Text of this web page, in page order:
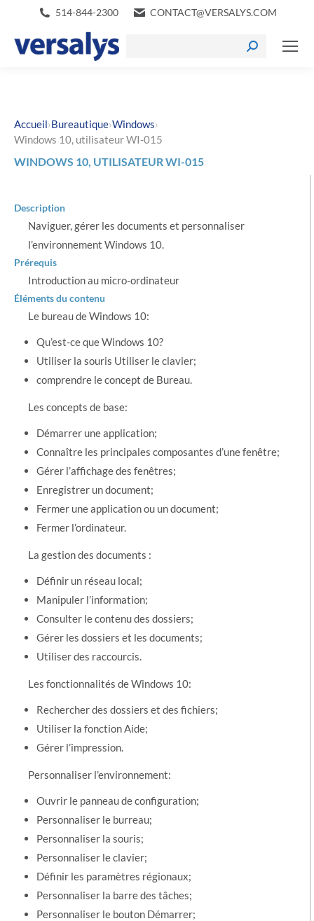
514-844-2300 CONTACT@VERSALYS.COM
Accueil›Bureautique›Windows›
Windows 10, utilisateur WI-015
WINDOWS 10, UTILISATEUR WI-015
Description
Naviguer, gérer les documents et personnaliser
l’environnement Windows 10.
Prérequis
Introduction au micro-ordinateur
Éléments du contenu
Le bureau de Windows 10:
Qu’est-ce que Windows 10?
Utiliser la souris Utiliser le clavier;
comprendre le concept de Bureau.
Les concepts de base:
Démarrer une application;
Connaître les principales composantes d’une fenêtre;
Gérer l’affichage des fenêtres;
Enregistrer un document;
Fermer une application ou un document;
Fermer l’ordinateur.
La gestion des documents :
Définir un réseau local;
Manipuler l’information;
Consulter le contenu des dossiers;
Gérer les dossiers et les documents;
Utiliser des raccourcis.
Les fonctionnalités de Windows 10:
Rechercher des dossiers et des fichiers;
Utiliser la fonction Aide;
Gérer l’impression.
Personnaliser l’environnement:
Ouvrir le panneau de configuration;
Personnaliser le burreau;
Personnaliser la souris;
Personnaliser le clavier;
Définir les paramètres régionaux;
Personnaliser la barre des tâches;
Personnaliser le bouton Démarrer;